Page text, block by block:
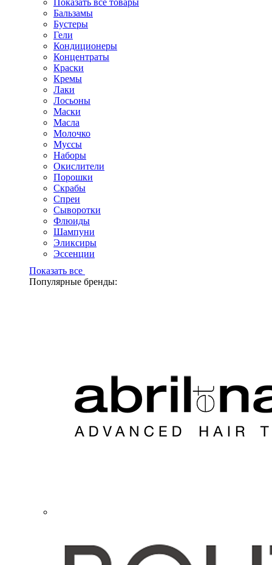
Показать все товары
Бальзамы
Бустеры
Гели
Кондиционеры
Концентраты
Краски
Кремы
Лаки
Лосьоны
Маски
Масла
Молочко
Муссы
Наборы
Окислители
Порошки
Скрабы
Спреи
Сыворотки
Флюиды
Шампуни
Эликсиры
Эссенции
Показать все
Популярные бренды: